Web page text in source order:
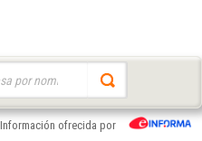
Información ofrecida por